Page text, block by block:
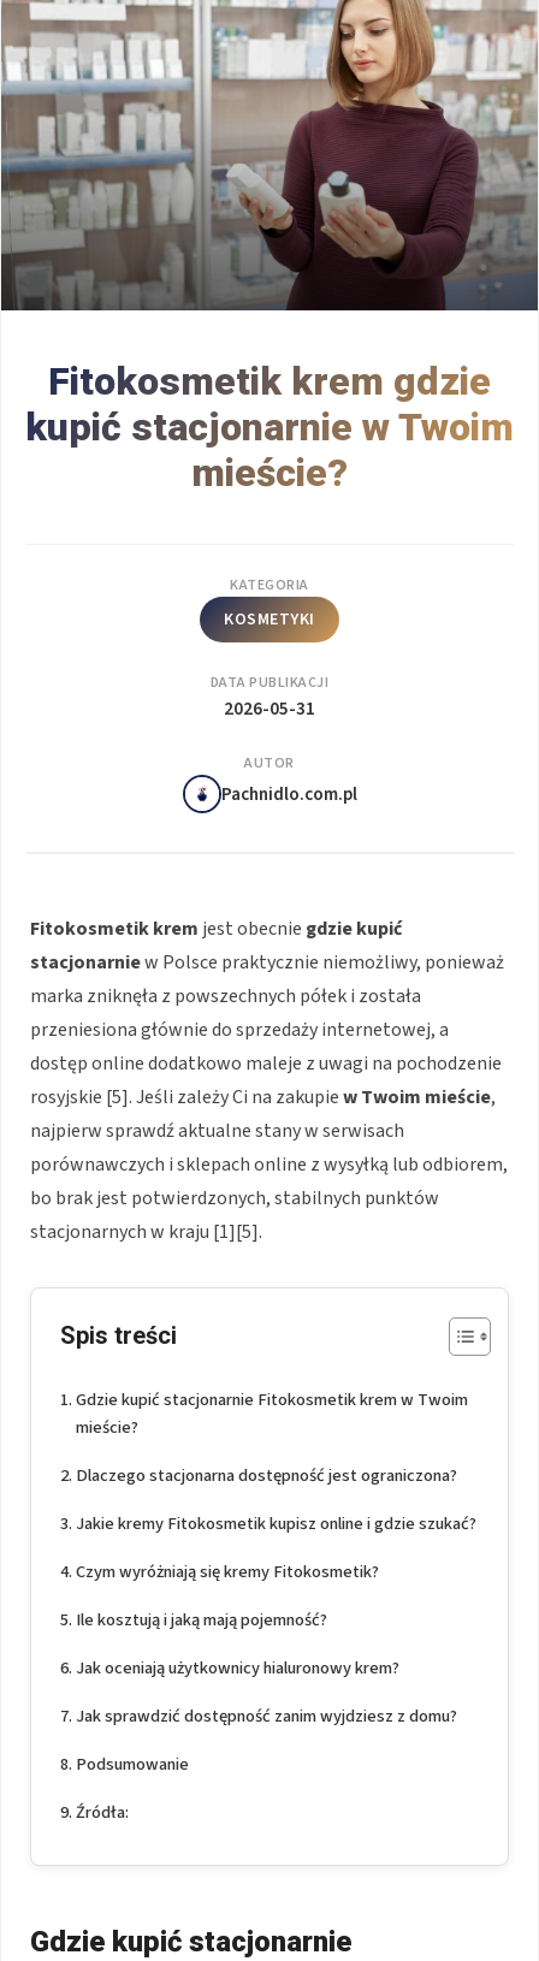
Fitokosmetik krem gdzie
kupić stacjonarnie w Twoim
mieście?
KATEGORIA
KOSMETYKI
DATA PUBLIKACJI
2026-05-31
AUTOR
Pachnidlo.com.pl
Fitokosmetik krem jest obecnie gdzie kupić
stacjonarniew Polsce praktycznie niemożliwy, ponieważ
marka zniknęła z powszechnych półek i została
przeniesiona głównie do sprzedaży internetowej, a
dostęp online dodatkowo maleje z uwagi na pochodzenie
rosyjskie [5]. Jeśli zależy Ci na zakupiew Twoim mieście,
najpierw sprawdź aktualne stany w serwisach
porównawczych i sklepach online z wysyłką lub odbiorem,
bo brak jest potwierdzonych, stabilnych punktów
stacjonarnych w kraju [1][5].
Spis treści
Gdzie kupić stacjonarnie Fitokosmetik krem w Twoim
mieście?
Dlaczego stacjonarna dostępność jest ograniczona?
Jakie kremy Fitokosmetik kupisz online i gdzie szukać?
Czym wyróżniają się kremy Fitokosmetik?
Ile kosztują i jaką mają pojemność?
Jak oceniają użytkownicy hialuronowy krem?
Jak sprawdzić dostępność zanim wyjdziesz z domu?
Podsumowanie
Źródła:
Gdzie kupić stacjonarnie